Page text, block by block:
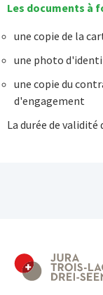
Les documents à
une copie de la
une photo
une copie du
d'engagement
La durée de